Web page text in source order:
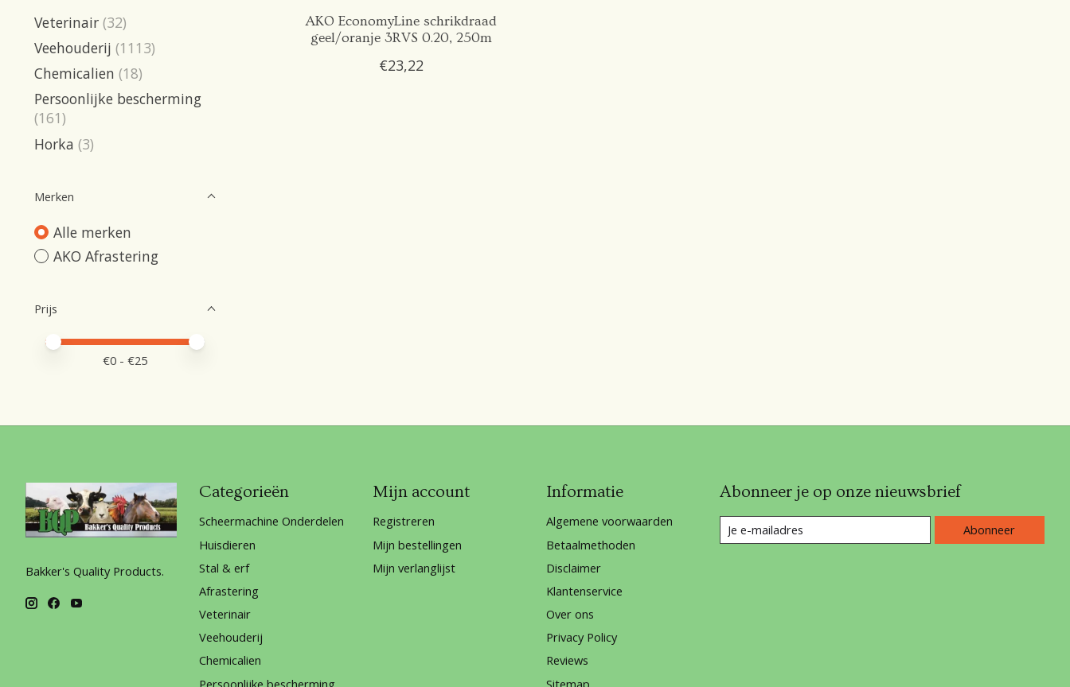
Veterinair (32)
Veehouderij (1113)
Chemicalien (18)
Persoonlijke bescherming
(161)
Horka (3)
Merken
Alle merken
AKO Afrastering
Prijs
Minimale prijswaarde
Price maximum value
€0 - €25
AKO EconomyLine schrikdraad
geel/oranje 3RVS 0.20, 250m
€23,22
Bakker's Quality Products.
Categorieën
Scheermachine Onderdelen
Huisdieren
Stal & erf
Afrastering
Veterinair
Veehouderij
Chemicalien
Persoonlijke bescherming
Mijn account
Registreren
Mijn bestellingen
Mijn verlanglijst
Informatie
Algemene voorwaarden
Betaalmethoden
Disclaimer
Klantenservice
Over ons
Privacy Policy
Reviews
Sitemap
Abonneer je op onze nieuwsbrief
Abonneer